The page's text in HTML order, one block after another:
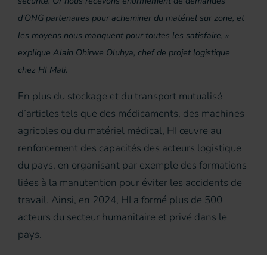
d’ONG partenaires pour acheminer du matériel sur zone, et
les moyens nous manquent pour toutes les satisfaire, »
explique Alain Ohirwe Oluhya, chef de projet logistique
chez HI Mali.
En plus du stockage et du transport mutualisé
d’articles tels que des médicaments, des machines
agricoles ou du matériel médical, HI œuvre au
renforcement des capacités des acteurs logistique
du pays, en organisant par exemple des formations
liées à la manutention pour éviter les accidents de
travail. Ainsi, en 2024, HI a formé plus de 500
acteurs du secteur humanitaire et privé dans le
pays.